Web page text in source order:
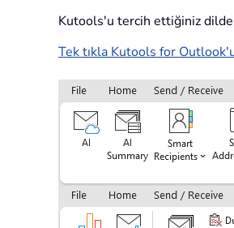
Kutools'u tercih ettiğiniz dilde
Tek tıkla Kutools for